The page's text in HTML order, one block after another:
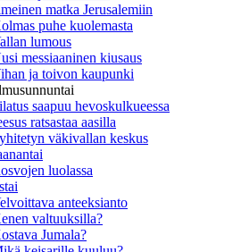
matka Jerusalemiin
puhe kuolemasta
lumous
messiaaninen kiusaus
ja toivon kaupunki
saapuu hevoskulkueessa
ratsastaa aasilla
väkivallan keskus
luolassa
anteeksianto
valtuuksilla?
Jumala?